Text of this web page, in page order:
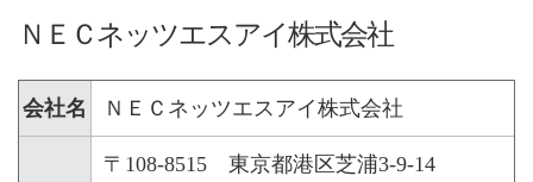
ＮＥＣネッツエスアイ株式会社
会社名 ＮＥＣネッツエスアイ株式会社
〒108-8515 東京都港区芝浦3-9-14